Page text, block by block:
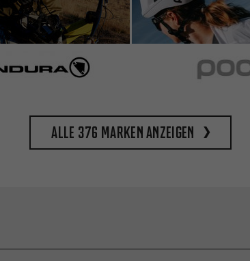
Alle 376 Marken anzeigen